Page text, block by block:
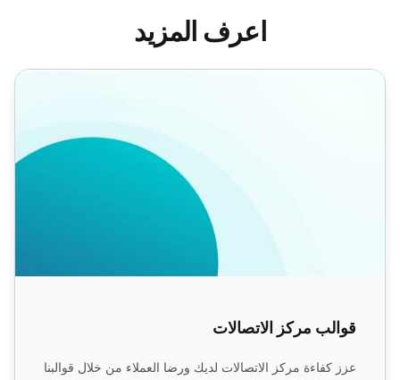
اعرف المزيد
قوالب مركز الاتصالات
قوالب مركز الاتصالات
عزز كفاءة مركز الاتصالات لديك ورضا العملاء من خلال قوالبنا